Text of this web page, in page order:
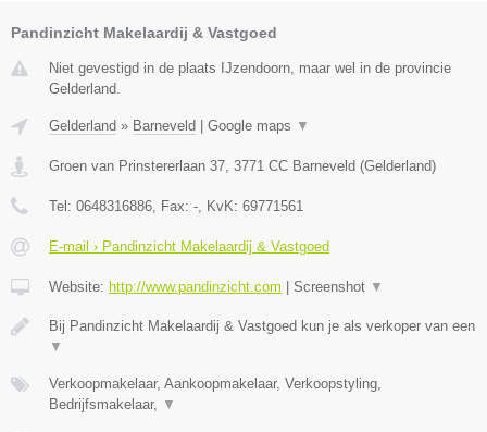
Pandinzicht Makelaardij & Vastgoed
Niet gevestigd in de plaats IJzendoorn, maar wel in de provincie
Gelderland.
Gelderland » Barneveld Google maps ▼
Groen van Prinstererlaan 37, 3771 CC Barneveld (Gelderland)
Tel: 0648316886, Fax: -, KvK: 69771561
E-mail › Pandinzicht Makelaardij & Vastgoed
Website: http://www.pandinzicht.com Screenshot ▼
Bij Pandinzicht Makelaardij & Vastgoed kun je als verkoper van een
▼
Verkoopmakelaar, Aankoopmakelaar, Verkoopstyling,
Bedrijfsmakelaar, ▼